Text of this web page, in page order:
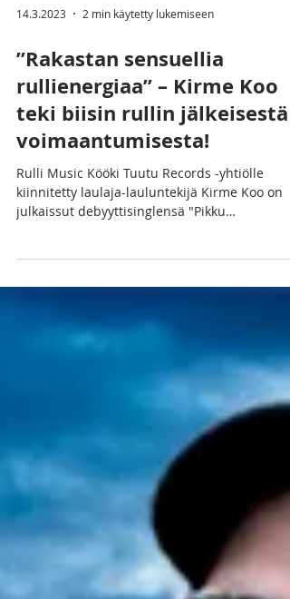
14.3.2023 2 min käytetty lukemiseen
”Rakastan sensuellia
rullienergiaa” – Kirme Koo
teki biisin rullin jälkeisestä
voimaantumisesta!
Rulli Music Kööki Tuutu Records -yhtiölle